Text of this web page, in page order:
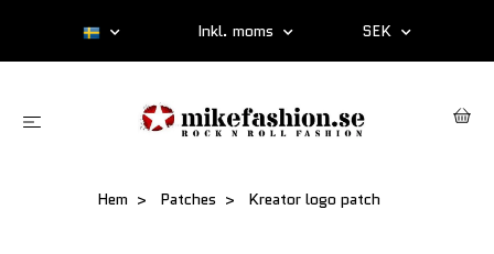
Inkl. moms SEK
Hem Patches Kreator logo patch